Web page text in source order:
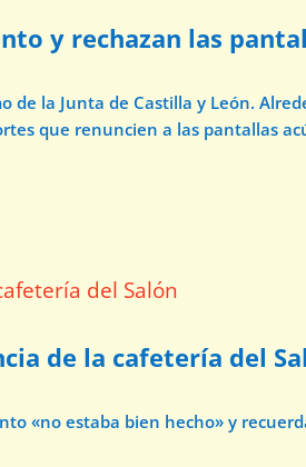
y rechazan las
la Junta de Castilla y León.
que renuncien a las pantallas
de la cafetería del
«no estaba bien hecho» y